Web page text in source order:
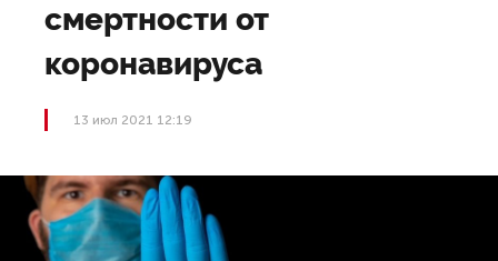
смертности от
коронавируса
13 июл 2021 12:19